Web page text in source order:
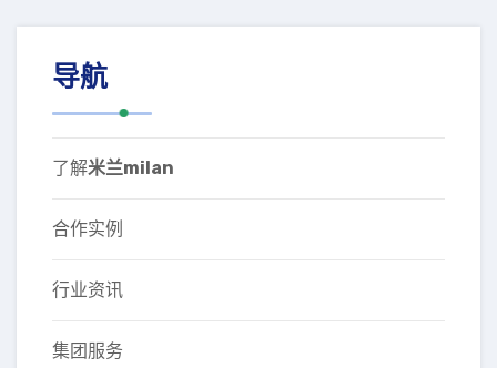
导航
了解米兰milan
合作实例
行业资讯
集团服务